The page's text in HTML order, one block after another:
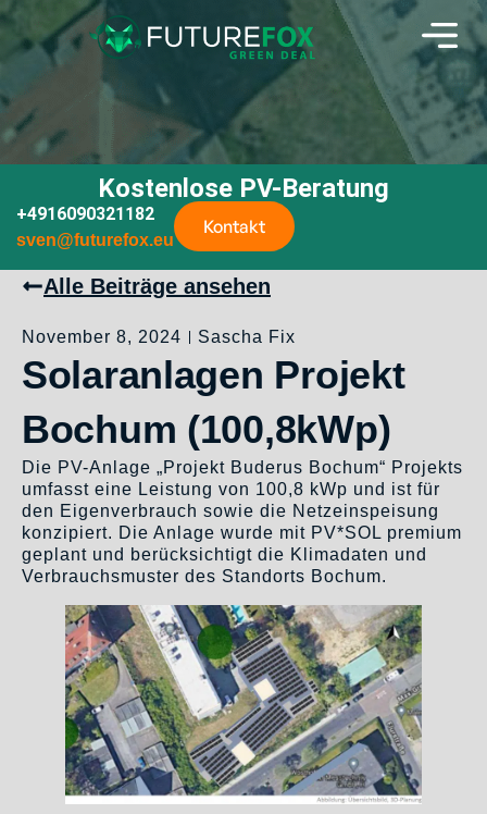
Alle Beiträge ansehen
November 8, 2024 Sascha Fix
Solaranlagen Projekt
Bochum (100,8kWp)
Die PV-Anlage „Projekt Buderus Bochum“ Projekts
umfasst eine Leistung von 100,8 kWp und ist für
den Eigenverbrauch sowie die Netzeinspeisung
konzipiert. Die Anlage wurde mit PV*SOL premium
geplant und berücksichtigt die Klimadaten und
Verbrauchsmuster des Standorts Bochum.
Kostenlose PV-Beratung
+4916090321182
sven@futurefox.eu
Kontakt